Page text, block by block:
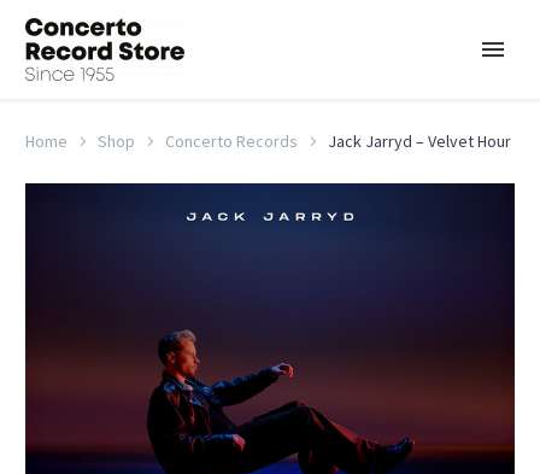
Home Shop Concerto Records Jack Jarryd – Velvet Hour